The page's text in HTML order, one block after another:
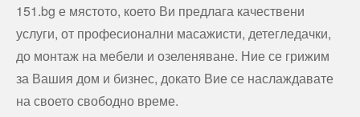
151.bg е мястото, което Ви предлага качествени
услуги, от професионални масажисти, детегледачки,
до монтаж на мебели и озеленяване. Ние се грижим
за Вашия дом и бизнес, докато Вие се наслаждавате
на своето свободно време.